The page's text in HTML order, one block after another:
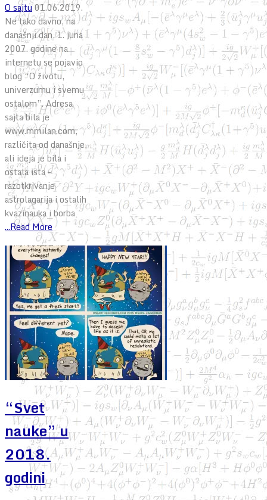
O sajtu 01.06.2019.
Ne tako davno, na
današnji dan, 1. juna
2007. godine na
internetu se pojavio
blog “O životu,
univerzumu i svemu
ostalom”. Adresa
sajta bila je
www.mmilan.com,
različita od današnje,
ali ideja je bila i
ostala ista –
razotkrivanje
astrolagarija i ostalih
kvazinauka i borba
...Read More
“Svet
nauke” u
2018.
godini